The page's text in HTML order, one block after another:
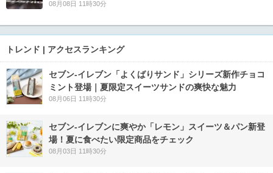
08月08日 11時30分
トレンド | アクセスランキング
セブン‐イレブン「よくばりサンド」シリーズ新作チョコ
ミント登場｜夏限定スイーツサンドの爽快な魅力
08月06日 11時30分
セブン‐イレブンに爽やか「レモン」スイーツ＆パン新登
場！夏に食べたい限定商品をチェック
08月03日 11時30分